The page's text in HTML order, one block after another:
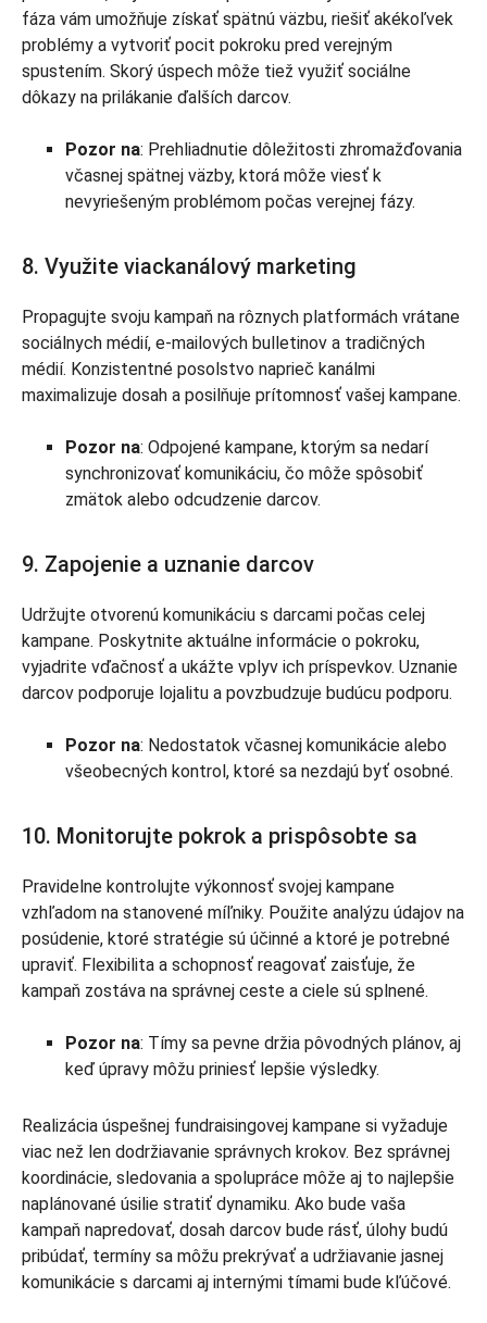
fáza vám umožňuje získať spätnú väzbu, riešiť akékoľvek
problémy a vytvoriť pocit pokroku pred verejným
spustením. Skorý úspech môže tiež využiť sociálne
dôkazy na prilákanie ďalších darcov.
Pozor na: Prehliadnutie dôležitosti zhromažďovania
včasnej spätnej väzby, ktorá môže viesť k
nevyriešeným problémom počas verejnej fázy.
8. Využite viackanálový marketing
Propagujte svoju kampaň na rôznych platformách vrátane
sociálnych médií, e-mailových bulletinov a tradičných
médií. Konzistentné posolstvo naprieč kanálmi
maximalizuje dosah a posilňuje prítomnosť vašej kampane.
Pozor na: Odpojené kampane, ktorým sa nedarí
synchronizovať komunikáciu, čo môže spôsobiť
zmätok alebo odcudzenie darcov.
9. Zapojenie a uznanie darcov
Udržujte otvorenú komunikáciu s darcami počas celej
kampane. Poskytnite aktuálne informácie o pokroku,
vyjadrite vďačnosť a ukážte vplyv ich príspevkov. Uznanie
darcov podporuje lojalitu a povzbudzuje budúcu podporu.
Pozor na: Nedostatok včasnej komunikácie alebo
všeobecných kontrol, ktoré sa nezdajú byť osobné.
10. Monitorujte pokrok a prispôsobte sa
Pravidelne kontrolujte výkonnosť svojej kampane
vzhľadom na stanovené míľniky. Použite analýzu údajov na
posúdenie, ktoré stratégie sú účinné a ktoré je potrebné
upraviť. Flexibilita a schopnosť reagovať zaisťuje, že
kampaň zostáva na správnej ceste a ciele sú splnené.
Pozor na: Tímy sa pevne držia pôvodných plánov, aj
keď úpravy môžu priniesť lepšie výsledky.
Realizácia úspešnej fundraisingovej kampane si vyžaduje
viac než len dodržiavanie správnych krokov. Bez správnej
koordinácie, sledovania a spolupráce môže aj to najlepšie
naplánované úsilie stratiť dynamiku. Ako bude vaša
kampaň napredovať, dosah darcov bude rásť, úlohy budú
pribúdať, termíny sa môžu prekrývať a udržiavanie jasnej
komunikácie s darcami aj internými tímami bude kľúčové.